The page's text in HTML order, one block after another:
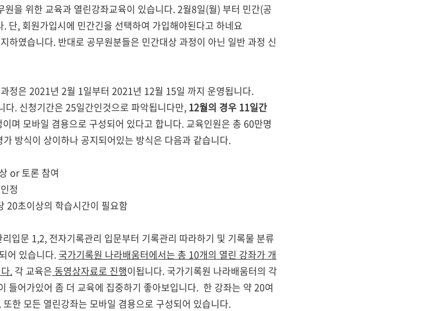
을 위한 교육과 열린강좌교육이 있습니다. 2월8일(월) 부터 민간(공
단, 회원가입시에 민간긴을 선택하여 가입해야된다고 하네요
하였습니다. 반대로 공무원분들은 민간대상 과정이 아닌 일반 과정 신
정은 2021년 2월 1일부터 2021년 12월 15일 까지 운영됩니다.
. 신청기간은 25일간인것으로 파악됩니다만, 12월의 경우 11일간
며 모바일 겸용으로 구성되어 있다고 합니다. 교육인원은 총 60만명
방식이 상이하나 공지되어있는 방식은 다음과 같습니다.
or 토론 참여
정
20초이상의 학습시간이 필요함
입문 1,2, 전자기록관리 입문부터 기록관리 따라하기 및 기록물 분류
어 있습니다.국가기록원 나라배움터에서는 총 10개의 열린 강좌가 개
. 각 교육은 동영상자료로 진행이됩니다. 국가기록원 나라배움터의 각
들어가있어 좀 더 교육에 집중하기 좋아보입니다. 한 강좌는 약 20여
한 모든 열린강좌는 모바일 겸용으로 구성되어 있습니다.